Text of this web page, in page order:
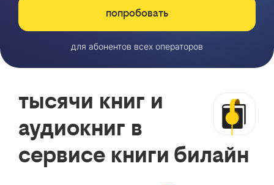
попробовать
для абонентов всех операторов
тысячи книг и
аудиокниг в
сервисе книги билайн